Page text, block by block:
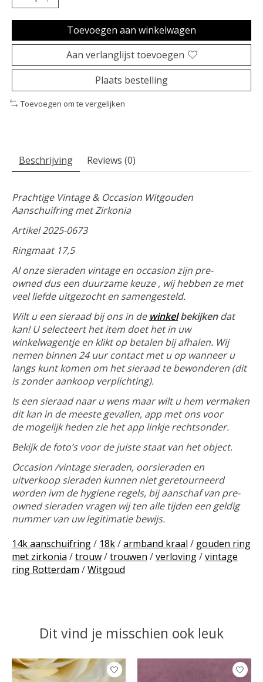
Toevoegen aan winkelwagen
Aan verlanglijst toevoegen
Plaats bestelling
Toevoegen om te vergelijken
Beschrijving Reviews (0)
Prachtige Vintage & Occasion Witgouden
Aanschuifring met Zirkonia
Artikel 2025-0673
Ringmaat 17,5
Al onze sieraden vintage en occasion zijn pre-
owned dus een duurzame keuze , wij hebben ze met
veel liefde uitgezocht en samengesteld.
Wilt u een sieraad bij ons in de winkelbekijkendat
kan! U selecteert het item doet het in uw
winkelwagentje en klikt op betalen bij afhalen. Wij
nemen binnen 24 uur contact met u op wanneer u
langs kunt komen om het sieraad te bewonderen (dit
is zonder aankoop verplichting).
Is een sieraad naar u wens maar wilt u hem vermaken
dit kan in de meeste gevallen, app met ons voor
de mogelijk heden zie het app linkje rechtsonder.
Bekijk de foto’s voor de juiste staat van het object.
Occasion /vintage sieraden, oorsieraden en
uitverkoop sieraden kunnen niet geretourneerd
worden ivm de hygiene regels, bij aanschaf van pre-
owned sieraden vragen wij ten alle tijden een geldig
nummer van uw legitimatie bewijs.
14k aanschuifring/ 18k/armband kraal / gouden ring
met zirkonia /trouw/trouwen /verloving/vintage
ring Rotterdam /Witgoud
Dit vind je misschien ook leuk
Items van productcarrousel